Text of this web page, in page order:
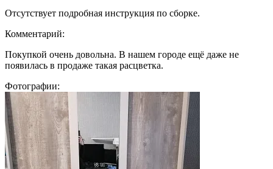
Отсутствует подробная инструкция по сборке.
Комментарий:
Покупкой очень довольна. В нашем городе ещё даже не
появилась в продаже такая расцветка.
Фотографии: